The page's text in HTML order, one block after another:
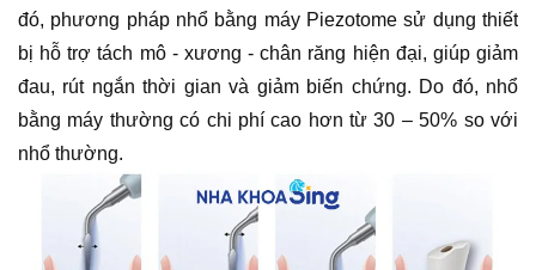
đó, phương pháp nhổ bằng máy Piezotome sử dụng thiết
bị hỗ trợ tách mô - xương - chân răng hiện đại, giúp giảm
đau, rút ngắn thời gian và giảm biến chứng. Do đó, nhổ
bằng máy thường có chi phí cao hơn từ 30 – 50% so với
nhổ thường.